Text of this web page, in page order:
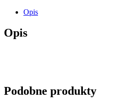
Opis
Opis
Podobne produkty